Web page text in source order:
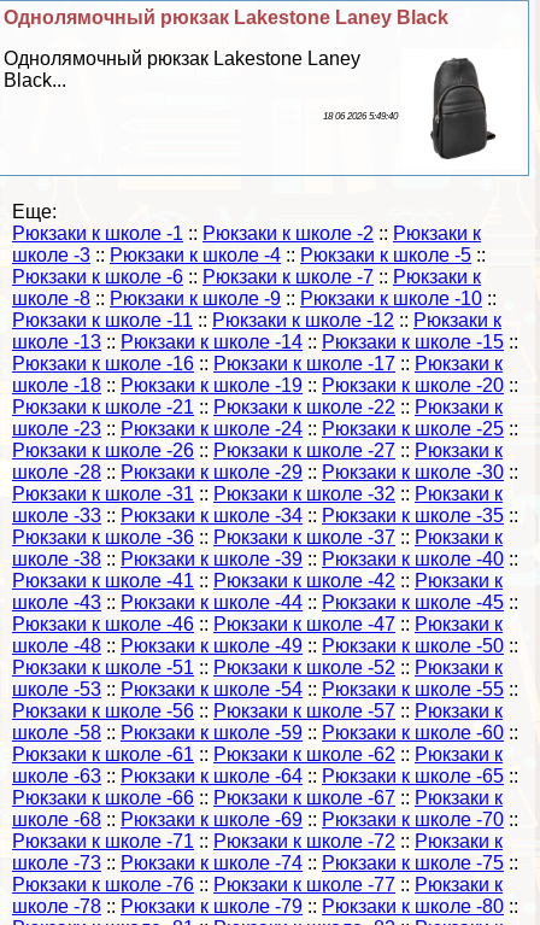
Однолямочный рюкзак Lakestone Laney Black
Однолямочный рюкзак Lakestone Laney
Black...
18 06 2026 5:49:40
Еще:
Рюкзаки к школе -1 :: Рюкзаки к школе -2 :: Рюкзаки к
школе -3 :: Рюкзаки к школе -4 :: Рюкзаки к школе -5 ::
Рюкзаки к школе -6 :: Рюкзаки к школе -7 :: Рюкзаки к
школе -8 :: Рюкзаки к школе -9 :: Рюкзаки к школе -10 ::
Рюкзаки к школе -11 :: Рюкзаки к школе -12 :: Рюкзаки к
школе -13 :: Рюкзаки к школе -14 :: Рюкзаки к школе -15 ::
Рюкзаки к школе -16 :: Рюкзаки к школе -17 :: Рюкзаки к
школе -18 :: Рюкзаки к школе -19 :: Рюкзаки к школе -20 ::
Рюкзаки к школе -21 :: Рюкзаки к школе -22 :: Рюкзаки к
школе -23 :: Рюкзаки к школе -24 :: Рюкзаки к школе -25 ::
Рюкзаки к школе -26 :: Рюкзаки к школе -27 :: Рюкзаки к
школе -28 :: Рюкзаки к школе -29 :: Рюкзаки к школе -30 ::
Рюкзаки к школе -31 :: Рюкзаки к школе -32 :: Рюкзаки к
школе -33 :: Рюкзаки к школе -34 :: Рюкзаки к школе -35 ::
Рюкзаки к школе -36 :: Рюкзаки к школе -37 :: Рюкзаки к
школе -38 :: Рюкзаки к школе -39 :: Рюкзаки к школе -40 ::
Рюкзаки к школе -41 :: Рюкзаки к школе -42 :: Рюкзаки к
школе -43 :: Рюкзаки к школе -44 :: Рюкзаки к школе -45 ::
Рюкзаки к школе -46 :: Рюкзаки к школе -47 :: Рюкзаки к
школе -48 :: Рюкзаки к школе -49 :: Рюкзаки к школе -50 ::
Рюкзаки к школе -51 :: Рюкзаки к школе -52 :: Рюкзаки к
школе -53 :: Рюкзаки к школе -54 :: Рюкзаки к школе -55 ::
Рюкзаки к школе -56 :: Рюкзаки к школе -57 :: Рюкзаки к
школе -58 :: Рюкзаки к школе -59 :: Рюкзаки к школе -60 ::
Рюкзаки к школе -61 :: Рюкзаки к школе -62 :: Рюкзаки к
школе -63 :: Рюкзаки к школе -64 :: Рюкзаки к школе -65 ::
Рюкзаки к школе -66 :: Рюкзаки к школе -67 :: Рюкзаки к
школе -68 :: Рюкзаки к школе -69 :: Рюкзаки к школе -70 ::
Рюкзаки к школе -71 :: Рюкзаки к школе -72 :: Рюкзаки к
школе -73 :: Рюкзаки к школе -74 :: Рюкзаки к школе -75 ::
Рюкзаки к школе -76 :: Рюкзаки к школе -77 :: Рюкзаки к
школе -78 :: Рюкзаки к школе -79 :: Рюкзаки к школе -80 ::